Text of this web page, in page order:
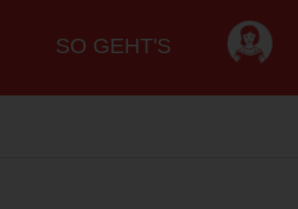
SO GEHT'S